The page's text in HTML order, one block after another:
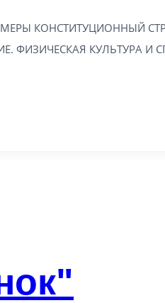
КОНСТИТУЦИОННЫЙ
ФИЗИЧЕСКАЯ КУЛЬТУРА И